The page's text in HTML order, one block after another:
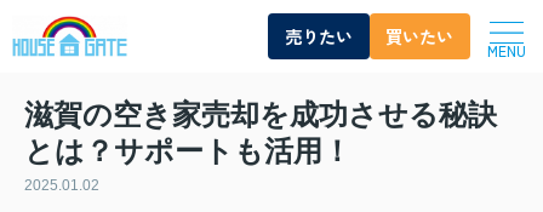
売りたい 買いたい
MENU
滋賀の空き家売却を成功させる秘訣
とは？サポートも活用！
2025.01.02